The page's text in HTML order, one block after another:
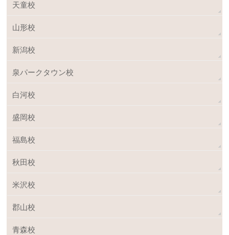
天童校
山形校
新潟校
泉パークタウン校
白河校
盛岡校
福島校
秋田校
米沢校
郡山校
青森校